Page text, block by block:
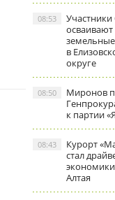
осваивают
в
округе
08:53
Миронов
к партии
08:50
Курорт
стал
Алтая
08:43